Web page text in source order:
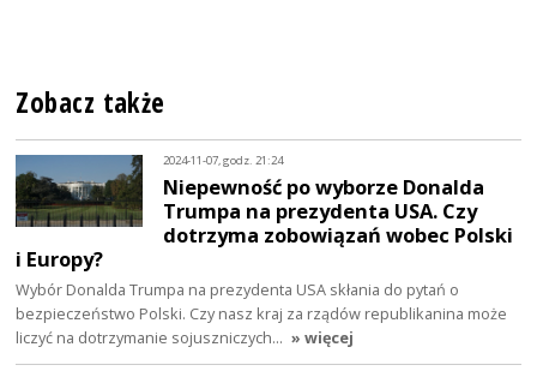
Zobacz także
2024-11-07, godz. 21:24
Niepewność po wyborze Donalda
Trumpa na prezydenta USA. Czy
dotrzyma zobowiązań wobec Polski
i Europy?
Wybór Donalda Trumpa na prezydenta USA skłania do pytań o
bezpieczeństwo Polski. Czy nasz kraj za rządów republikanina może
liczyć na dotrzymanie sojuszniczych… » więcej